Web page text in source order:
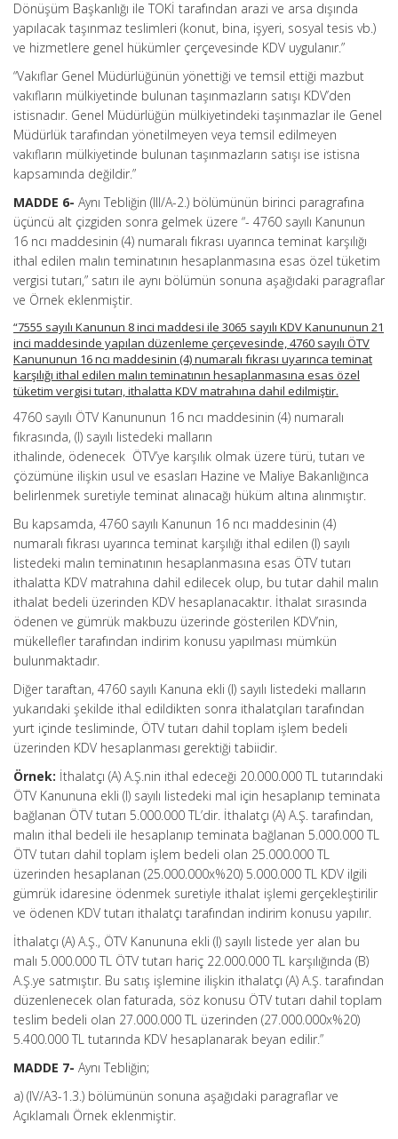
Dönüşüm Başkanlığı ile TOKİ tarafından arazi ve arsa dışında
yapılacak taşınmaz teslimleri (konut, bina, işyeri, sosyal tesis vb.)
ve hizmetlere genel hükümler çerçevesinde KDV uygulanır.”
“Vakıflar Genel Müdürlüğünün yönettiği ve temsil ettiği mazbut
vakıfların mülkiyetinde bulunan taşınmazların satışı KDV’den
istisnadır. Genel Müdürlüğün mülkiyetindeki taşınmazlar ile Genel
Müdürlük tarafından yönetilmeyen veya temsil edilmeyen
vakıfların mülkiyetinde bulunan taşınmazların satışı ise istisna
kapsamında değildir.”
MADDE 6- Aynı Tebliğin (III/A-2.) bölümünün birinci paragrafına
üçüncü alt çizgiden sonra gelmek üzere “- 4760 sayılı Kanunun
16 ncı maddesinin (4) numaralı fıkrası uyarınca teminat karşılığı
ithal edilen malın teminatının hesaplanmasına esas özel tüketim
vergisi tutarı,” satırı ile aynı bölümün sonuna aşağıdaki paragraflar
ve Örnek eklenmiştir.
“7555 sayılı Kanunun 8 inci maddesi ile 3065 sayılı KDV Kanununun 21
inci maddesinde yapılan düzenleme çerçevesinde, 4760 sayılı ÖTV
Kanununun 16 ncı maddesinin (4) numaralı fıkrası uyarınca teminat
karşılığı ithal edilen malın teminatının hesaplanmasına esas özel
tüketim vergisi tutarı, ithalatta KDV matrahına dahil edilmiştir.
4760 sayılı ÖTV Kanununun 16 ncı maddesinin (4) numaralı
fıkrasında, (I) sayılı listedeki malların
ithalinde, ödenecek ÖTV’ye karşılık olmak üzere türü, tutarı ve
çözümüne ilişkin usul ve esasları Hazine ve Maliye Bakanlığınca
belirlenmek suretiyle teminat alınacağı hüküm altına alınmıştır.
Bu kapsamda, 4760 sayılı Kanunun 16 ncı maddesinin (4)
numaralı fıkrası uyarınca teminat karşılığı ithal edilen (I) sayılı
listedeki malın teminatının hesaplanmasına esas ÖTV tutarı
ithalatta KDV matrahına dahil edilecek olup, bu tutar dahil malın
ithalat bedeli üzerinden KDV hesaplanacaktır. İthalat sırasında
ödenen ve gümrük makbuzu üzerinde gösterilen KDV’nin,
mükellefler tarafından indirim konusu yapılması mümkün
bulunmaktadır.
Diğer taraftan, 4760 sayılı Kanuna ekli (I) sayılı listedeki malların
yukarıdaki şekilde ithal edildikten sonra ithalatçıları tarafından
yurt içinde tesliminde, ÖTV tutarı dahil toplam işlem bedeli
üzerinden KDV hesaplanması gerektiği tabiidir.
Örnek: İthalatçı (A) A.Ş.nin ithal edeceği 20.000.000 TL tutarındaki
ÖTV Kanununa ekli (I) sayılı listedeki mal için hesaplanıp teminata
bağlanan ÖTV tutarı 5.000.000 TL’dir. İthalatçı (A) A.Ş. tarafından,
malın ithal bedeli ile hesaplanıp teminata bağlanan 5.000.000 TL
ÖTV tutarı dahil toplam işlem bedeli olan 25.000.000 TL
üzerinden hesaplanan (25.000.000x%20) 5.000.000 TL KDV ilgili
gümrük idaresine ödenmek suretiyle ithalat işlemi gerçekleştirilir
ve ödenen KDV tutarı ithalatçı tarafından indirim konusu yapılır.
İthalatçı (A) A.Ş., ÖTV Kanununa ekli (I) sayılı listede yer alan bu
malı 5.000.000 TL ÖTV tutarı hariç 22.000.000 TL karşılığında (B)
A.Ş.ye satmıştır. Bu satış işlemine ilişkin ithalatçı (A) A.Ş. tarafından
düzenlenecek olan faturada, söz konusu ÖTV tutarı dahil toplam
teslim bedeli olan 27.000.000 TL üzerinden (27.000.000x%20)
5.400.000 TL tutarında KDV hesaplanarak beyan edilir.”
MADDE 7- Aynı Tebliğin;
a) (IV/A3-1.3.) bölümünün sonuna aşağıdaki paragraflar ve
Açıklamalı Örnek eklenmiştir.